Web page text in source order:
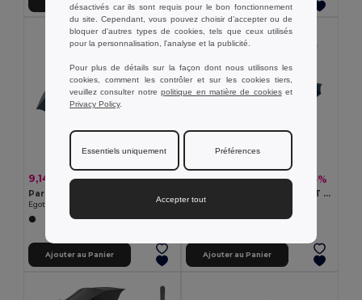
9,14 € 10,99 € -17%
Egotier 99131
Ajouter au Panier
8,43 €12,96 € -35%
Parapluie pliable pongé 190T à ouverture et fermeture automatiques
Egotier 99151
Ajouter au Panier
désactivés car ils sont requis pour le bon fonctionnement
du site. Cependant, vous pouvez choisir d’accepter ou de
bloquer d'autres types de cookies, tels que ceux utilisés
pour la personnalisation, l'analyse et la publicité.
Pour plus de détails sur la façon dont nous utilisons les
cookies, comment les contrôler et sur les cookies tiers,
veuillez consulter notrepolitique en matière de cookieset
Privacy Policy.
Essentiels uniquement Préférences
Accepter tout